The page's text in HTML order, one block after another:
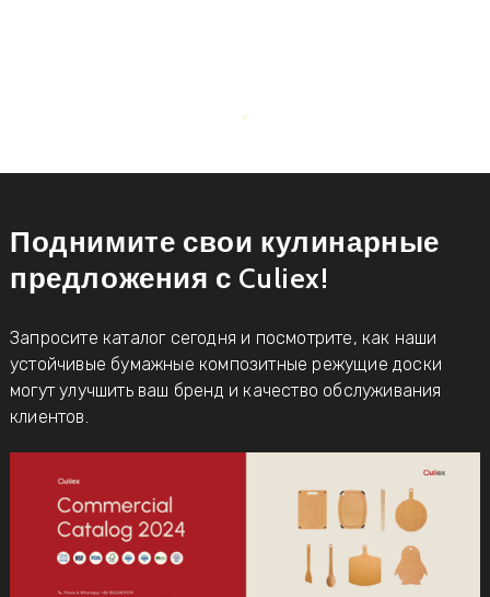
Поднимите свои кулинарные
предложения с Culiex!
Запросите каталог сегодня и посмотрите, как наши
устойчивые бумажные композитные режущие доски
могут улучшить ваш бренд и качество обслуживания
клиентов.